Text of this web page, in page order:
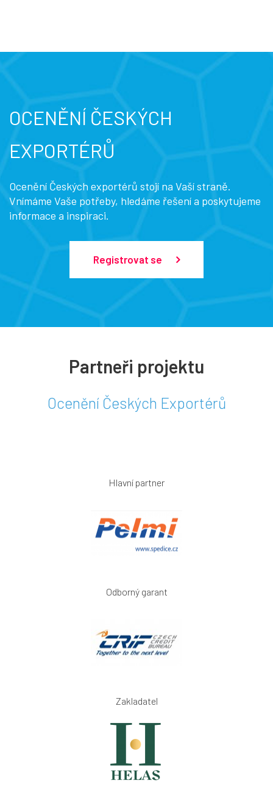
OCENĚNÍ ČESKÝCH
EXPORTÉRŮ
Ocenění Českých exportérů stojí na Vaší straně.
Vnímáme Vaše potřeby, hledáme řešení a poskytujeme
informace a inspiraci.
Registrovat se
Partneři projektu
Ocenění Českých Exportérů
Hlavní partner
Odborný garant
Zakladatel